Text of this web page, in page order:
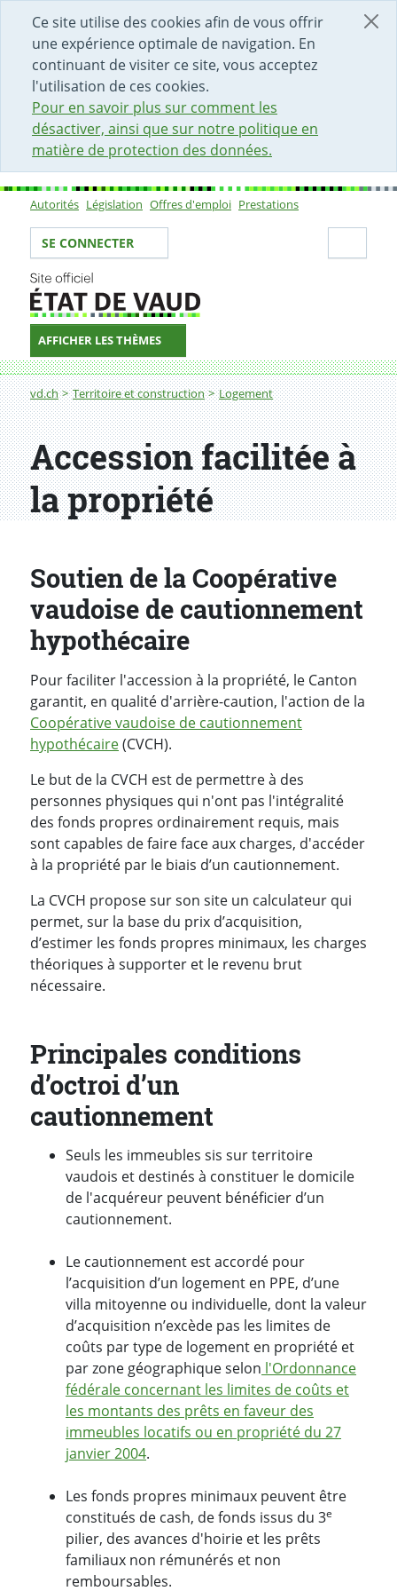
Ce site utilise des cookies afin de vous offrir
une expérience optimale de navigation. En
continuant de visiter ce site, vous acceptez
l'utilisation de ces cookies.
Pour en savoir plus sur comment les
désactiver, ainsi que sur notre politique en
matière de protection des données.
DÉBUT DU CONTENU DE LA PAGE
ACCÈS AU CHAMP DE RECHERCHE
PAGE D'ACCUEIL
FORMULAIRE DE CONTACT
Sous-navigation
Autorités Législation Offres d'emploi Prestations
Votre identité
SE CONNECTER
AFFICHER LES THÈMES
Fil d'Ariane
vd.ch Territoire et construction Logement
Accession facilitée à la propriété
Accession facilitée à
la propriété
Soutien de la Coopérative
vaudoise de cautionnement
hypothécaire
Pour faciliter l'accession à la propriété, le Canton
garantit, en qualité d'arrière-caution, l'action de la
Coopérative vaudoise de cautionnement
hypothécaire(CVCH).
Le but de la CVCH est de permettre à des
personnes physiques qui n'ont pas l'intégralité
des fonds propres ordinairement requis, mais
sont capables de faire face aux charges, d'accéder
à la propriété par le biais d’un cautionnement.
La CVCH propose sur son site un calculateur qui
permet, sur la base du prix d’acquisition,
d’estimer les fonds propres minimaux, les charges
théoriques à supporter et le revenu brut
nécessaire.
Principales conditions
d’octroi d’un
cautionnement
Seuls les immeubles sis sur territoire
vaudois et destinés à constituer le domicile
de l'acquéreur peuvent bénéficier d’un
cautionnement.
Le cautionnement est accordé pour
l’acquisition d’un logement en PPE, d’une
villa mitoyenne ou individuelle, dont la valeur
d’acquisition n’excède pas les limites de
coûts par type de logement en propriété et
par zone géographique selon l'Ordonnance
fédérale concernant les limites de coûts et
les montants des prêts en faveur des
immeubles locatifs ou en propriété du 27
janvier 2004.
Les fonds propres minimaux peuvent être
constitués de cash, de fonds issus du 3e
pilier, des avances d'hoirie et les prêts
familiaux non rémunérés et non
remboursables.